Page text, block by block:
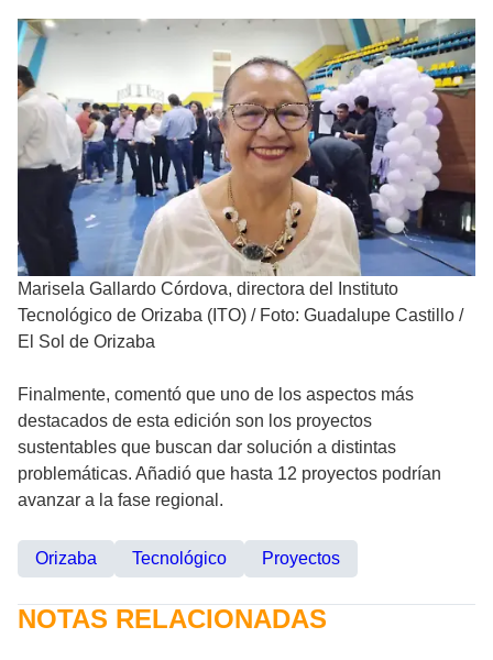
Marisela Gallardo Córdova, directora del Instituto
Tecnológico de Orizaba (ITO) / Foto: Guadalupe Castillo /
El Sol de Orizaba
Finalmente, comentó que uno de los aspectos más
destacados de esta edición son los proyectos
sustentables que buscan dar solución a distintas
problemáticas. Añadió que hasta 12 proyectos podrían
avanzar a la fase regional.
Orizaba Tecnológico Proyectos
NOTAS RELACIONADAS